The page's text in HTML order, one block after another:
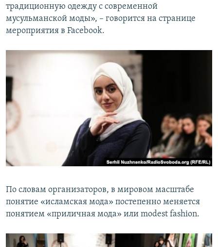
традиционную одежду с современной
мусульманской моды», – говорится на странице
мероприятия в Facebook.
По словам организаторов, в мировом масштабе
понятие «исламская мода» постепенно меняется
понятием «приличная мода» или modest fashion.